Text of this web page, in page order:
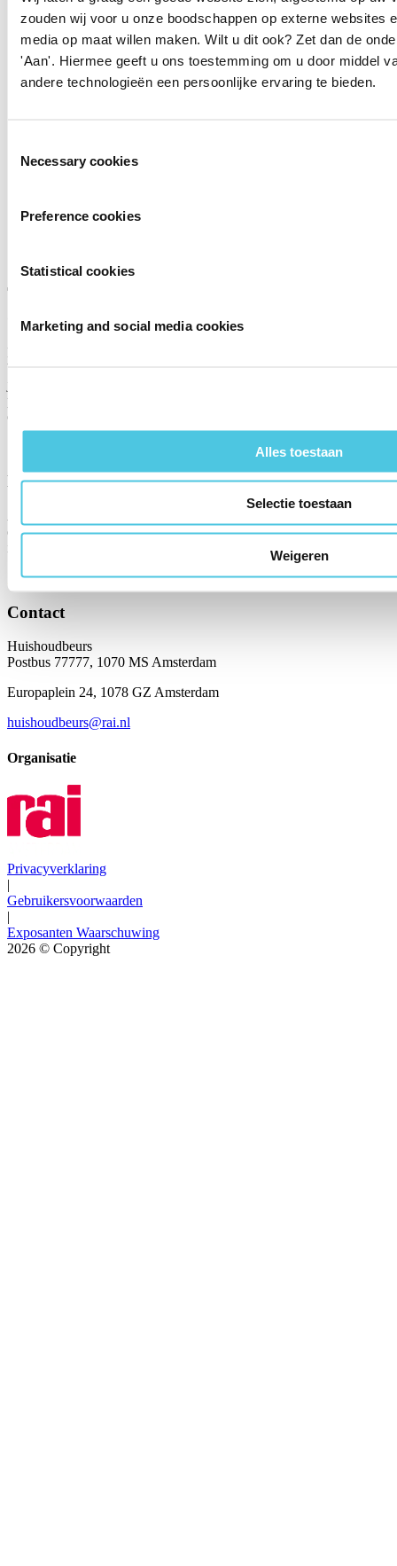
zouden wij voor u onze boodschappen op externe websites
media op maat willen maken. Wilt u dit ook? Zet dan de
'Aan'. Hiermee geeft u ons toestemming om u door middel
andere technologieën een persoonlijke ervaring te bieden.
Necessary cookies
Preference cookies
Statistical cookies
Marketing and social media cookies
Alles toestaan
Selectie toestaan
Weigeren
om haar te verzorgen. De collectie helpt het haar te herstellen
Over ons
Huishoudbeurs 2027, van 20 t/m 27 februari, is hét dagje uit waar je
blij van thuis komt! Met zoveel stands en bijzondere merken ontdek
producten, onweerstaanbare deals of gewoon heerlijk shoppen, bij
ons ben je op de juiste plek.
Nieuwsbrief
en ontvang de beste deals, winacties, ticketnieuws & inspiratie direct
INSCHRIJVEN
Contact
Huishoudbeurs
Postbus 77777, 1070 MS Amsterdam
Europaplein 24, 1078 GZ Amsterdam
huishoudbeurs@rai.nl
Organisatie
Privacyverklaring
|
Gebruikersvoorwaarden
|
Exposanten Waarschuwing
2026 © Copyright